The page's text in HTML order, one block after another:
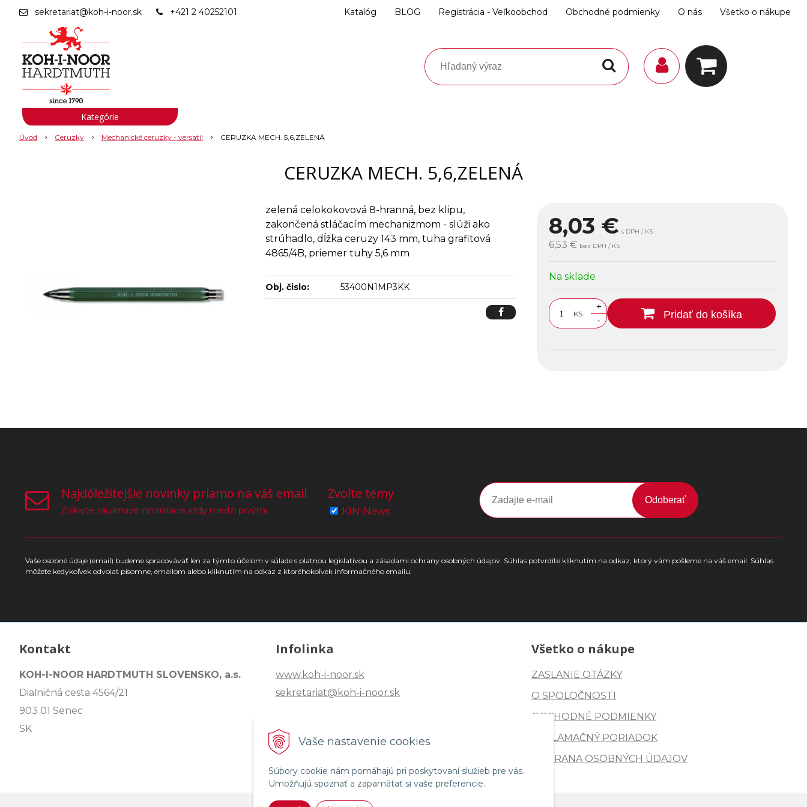
Vaše nastavenie cookies
Súbory cookie nám pomáhajú pri poskytovaní služieb pre vás.
Umožňujú spoznať a zapamätať si vaše preferencie.
sekretariat@koh-i-noor.sk +421 2 40252101 Katalóg BLOG Registrácia - Veľkoobchod Obchodné podmienky O nás Všetko o nákupe
Úvod Ceruzky Mechanické ceruzky - versatil CERUZKA MECH. 5,6,ZELENÁ
CERUZKA MECH. 5,6,ZELENÁ
8,03 € s DPH / KS
6,53 € bez DPH / KS
Na sklade
KS
+
-
Pridať do košíka
zelená celokokovová 8-hranná, bez klipu,
zakončená stláčacím mechanizmom - slúži ako
strúhadlo, dĺžka ceruzy 143 mm, tuha grafitová
4865/4B, priemer tuhy 5,6 mm
Obj. čislo: 53400N1MP3KK
Kategórie
Najdôležitejšie novinky priamo na váš email
Získajte zaujímavé informácie vždy medzi prvými
Zvoľte témy
KIN-News
Odoberať
Vaše osobné údaje (email) budeme spracovávať len za týmto účelom v súlade s platnou legislatívou a zásadami ochrany osobných údajov. Súhlas potvrdíte kliknutím na odkaz, ktorý vám pošleme na váš email. Súhlas
môžete kedykoľvek odvolať písomne, emailom alebo kliknutím na odkaz z ktoréhokoľvek informačného emailu.
Kontakt
KOH-I-NOOR HARDTMUTH SLOVENSKO, a.s.
Diaľničná cesta 4564/21
903 01 Senec
SK
Infolinka
www.koh-i-noor.sk
sekretariat@koh-i-noor.sk
Tel: +421 2 40252101
Fax: +421 2 44872870
Všetko o nákupe
ZASLANIE OTÁZKY
O SPOLOČNOSTI
OBCHODNÉ PODMIENKY
REKLAMAČNÝ PORIADOK
OCHRANA OSOBNÝCH ÚDAJOV